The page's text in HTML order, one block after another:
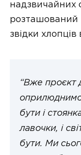
надзвичайних
розташований
звідки
“Вже проєкт
бути і
лавочки, і
бути. Ми